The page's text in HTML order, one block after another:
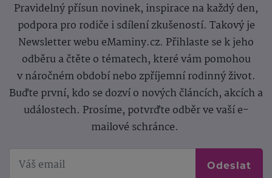
Pravidelný přísun novinek, inspirace na každý den,
podpora pro rodiče i sdílení zkušeností. Takový je
Newsletter webu eMaminy.cz. Přihlaste se k jeho
odběru a čtěte o tématech, které vám pomohou
v náročném období nebo zpříjemní rodinný život.
Buďte první, kdo se dozví o nových článcích, akcích a
událostech. Prosíme, potvrďte odběr ve vaší e-
mailové schránce.
Odeslat